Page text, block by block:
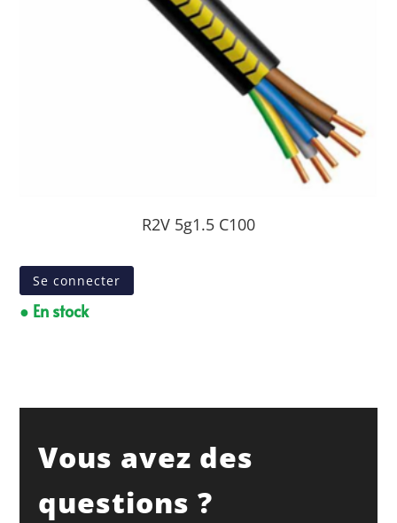
R2V 5g1.5 C100
Se connecter
● En stock
Vous avez des
questions ?